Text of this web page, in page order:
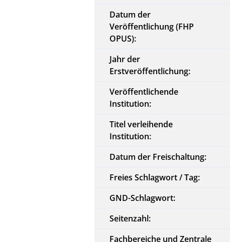
Datum der
Veröffentlichung (FHP
OPUS):
Jahr der
Erstveröffentlichung:
Veröffentlichende
Institution:
Titel verleihende
Institution:
Datum der Freischaltung:
Freies Schlagwort / Tag:
GND-Schlagwort:
Seitenzahl:
Fachbereiche und Zentrale